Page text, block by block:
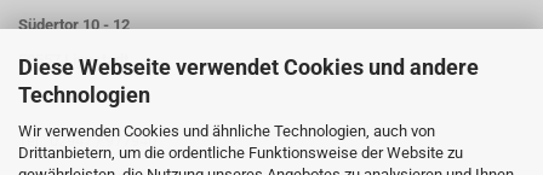
Diese Webseite verwendet Cookies und andere
Technologien
Wir verwenden Cookies und ähnliche Technologien, auch von
Drittanbietern, um die ordentliche Funktionsweise der Website zu
Südertor 10 - 12
59557 Lippstadt
Tel.: 02947 / 977940